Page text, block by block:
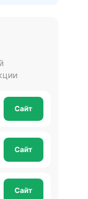
Сайт
Сайт
Сайт